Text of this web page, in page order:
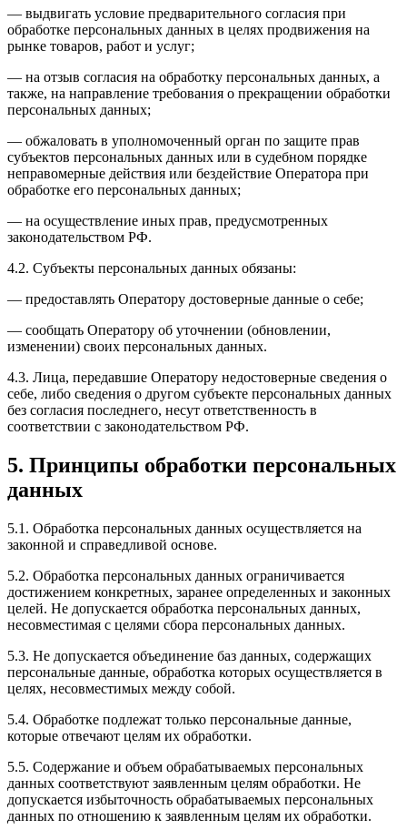
— выдвигать условие предварительного согласия при
обработке персональных данных в целях продвижения на
рынке товаров, работ и услуг;
— на отзыв согласия на обработку персональных данных, а
также, на направление требования о прекращении обработки
персональных данных;
— обжаловать в уполномоченный орган по защите прав
субъектов персональных данных или в судебном порядке
неправомерные действия или бездействие Оператора при
обработке его персональных данных;
— на осуществление иных прав, предусмотренных
законодательством РФ.
4.2. Субъекты персональных данных обязаны:
— предоставлять Оператору достоверные данные о себе;
— сообщать Оператору об уточнении (обновлении,
изменении) своих персональных данных.
4.3. Лица, передавшие Оператору недостоверные сведения о
себе, либо сведения о другом субъекте персональных данных
без согласия последнего, несут ответственность в
соответствии с законодательством РФ.
5. Принципы обработки персональных
данных
5.1. Обработка персональных данных осуществляется на
законной и справедливой основе.
5.2. Обработка персональных данных ограничивается
достижением конкретных, заранее определенных и законных
целей. Не допускается обработка персональных данных,
несовместимая с целями сбора персональных данных.
5.3. Не допускается объединение баз данных, содержащих
персональные данные, обработка которых осуществляется в
целях, несовместимых между собой.
5.4. Обработке подлежат только персональные данные,
которые отвечают целям их обработки.
5.5. Содержание и объем обрабатываемых персональных
данных соответствуют заявленным целям обработки. Не
допускается избыточность обрабатываемых персональных
данных по отношению к заявленным целям их обработки.